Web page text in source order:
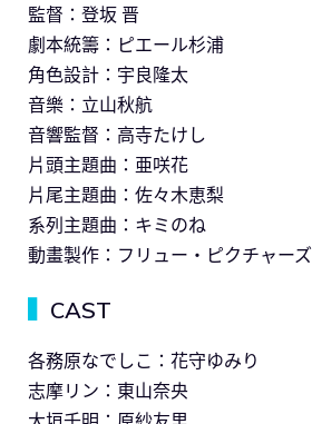
監督：登坂 晋
劇本統籌：ピエール杉浦
角色設計：宇良隆太
音樂：立山秋航
音響監督：高寺たけし
片頭主題曲：亜咲花
片尾主題曲：佐々木恵梨
系列主題曲：キミのね
動畫製作：フリュー・ピクチャーズ
CAST
各務原なでしこ：花守ゆみり
志摩リン：東山奈央